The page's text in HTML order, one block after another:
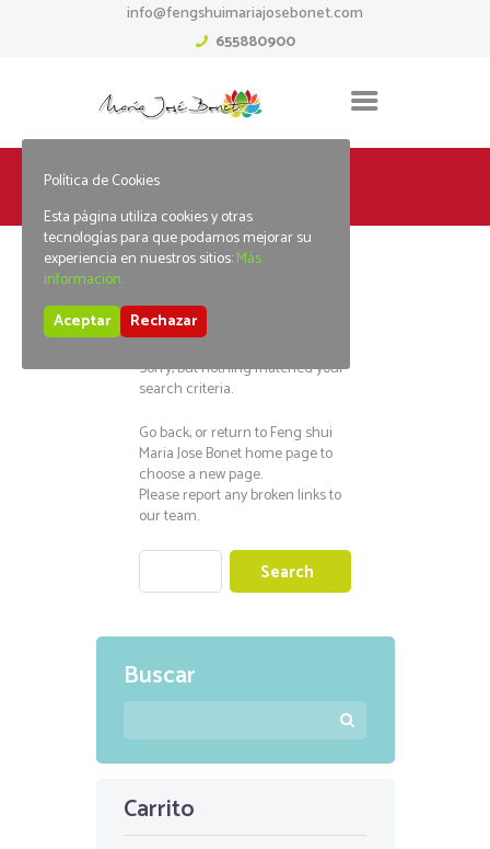
info@fengshuimariajosebonet.com
655880900
Home
No posts found
Sorry, but nothing matched your
search criteria.
Go back, or return toFeng shui
Maria Jose Bonethome page to
choose a new page.
Please report any broken links to
our team.
Buscar
Carrito
Política de Cookies
Esta página utiliza cookies y otras
tecnologías para que podamos mejorar su
experiencia en nuestros sitios:Más
información.
Aceptar
Rechazar